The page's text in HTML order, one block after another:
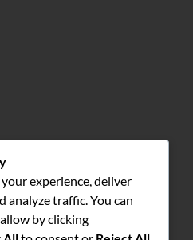
Stagionali e
delle allergie stagionali e dei
experience, deliver
analyze traffic. You can
by clicking